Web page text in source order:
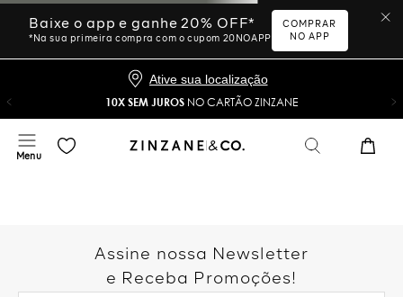
Ative sua localização
10X SEM JUROS NO CARTÃO ZINZANE
foi encontrada.
Vamos tentar novamente?